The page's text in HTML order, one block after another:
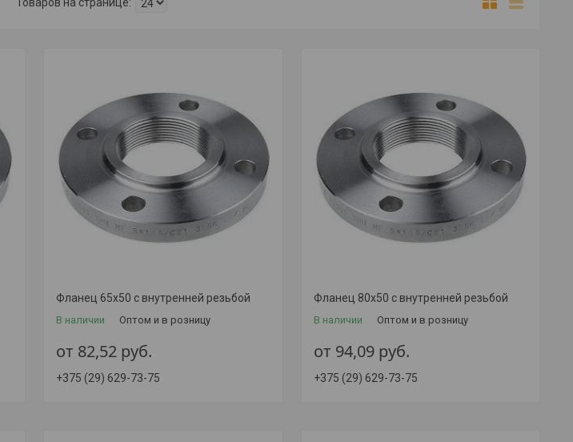
Фланец 65х50 с внутренней резьбой
В наличии Оптом и в розницу
от 82,52 руб.
+375 (29) 629-73-75
Фланец 80х50 с внутренней резьбой
В наличии Оптом и в розницу
от 94,09 руб.
+375 (29) 629-73-75